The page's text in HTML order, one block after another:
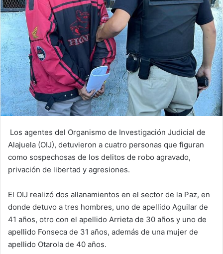
Los agentes del Organismo de Investigación Judicial de
Alajuela (OIJ), detuvieron a cuatro personas que figuran
como sospechosas de los delitos de robo agravado,
privación de libertad y agresiones.
El OIJ realizó dos allanamientos en el sector de la Paz, en
donde detuvo a tres hombres, uno de apellido Aguilar de
41 años, otro con el apellido Arrieta de 30 años y uno de
apellido Fonseca de 31 años, además de una mujer de
apellido Otarola de 40 años.